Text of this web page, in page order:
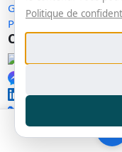
Gérer les témoins
Plan du site
Communauté
LinkedIn
🔑 Se connecter
Copyright © 2026
Politique de